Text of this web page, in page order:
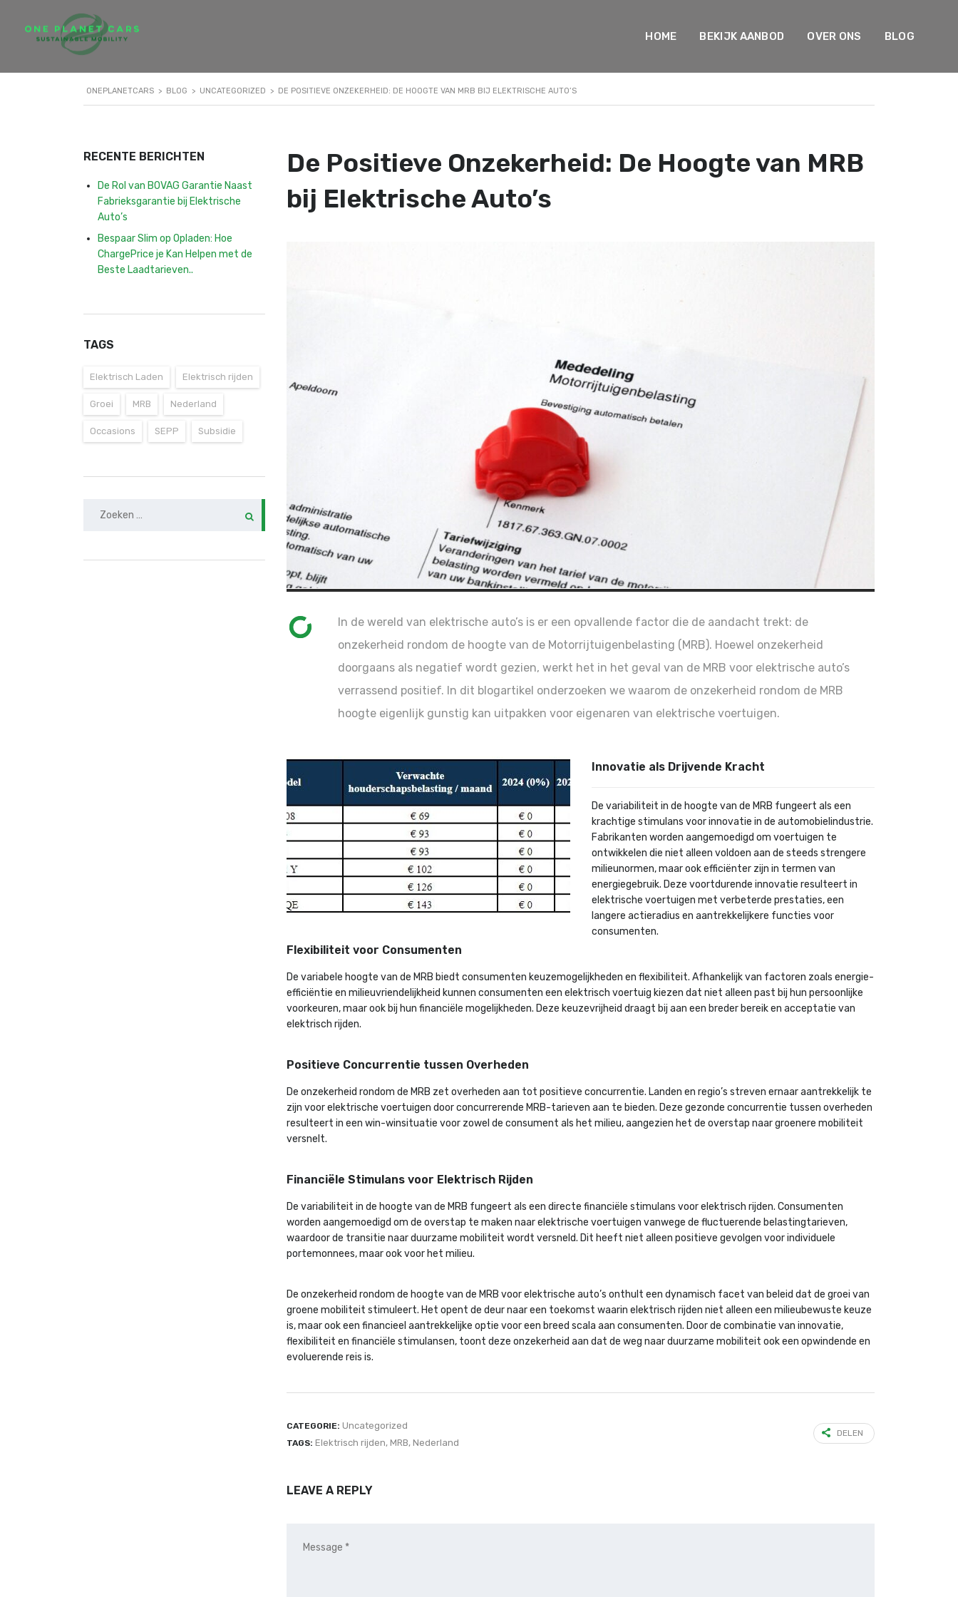
HOME BEKIJK AANBOD OVER ONS BLOG
ONEPLANETCARS > BLOG > UNCATEGORIZED > DE POSITIEVE ONZEKERHEID: DE HOOGTE VAN MRB BIJ ELEKTRISCHE AUTO’S
RECENTE BERICHTEN
De Rol van BOVAG Garantie Naast
Fabrieksgarantie bij Elektrische
Auto’s
Bespaar Slim op Opladen: Hoe
ChargePrice je Kan Helpen met de
Beste Laadtarieven..
TAGS
Elektrisch Laden Elektrisch rijden
Groei MRB Nederland
Occasions SEPP Subsidie
naar:
De Positieve Onzekerheid: De Hoogte van MRB
bij Elektrische Auto’s
In de wereld van elektrische auto’s is er een opvallende factor die de aandacht trekt: de
onzekerheid rondom de hoogte van de Motorrijtuigenbelasting (MRB). Hoewel onzekerheid
doorgaans als negatief wordt gezien, werkt het in het geval van de MRB voor elektrische auto’s
verrassend positief. In dit blogartikel onderzoeken we waarom de onzekerheid rondom de MRB
hoogte eigenlijk gunstig kan uitpakken voor eigenaren van elektrische voertuigen.
Innovatie als Drijvende Kracht
De variabiliteit in de hoogte van de MRB fungeert als een
krachtige stimulans voor innovatie in de automobielindustrie.
Fabrikanten worden aangemoedigd om voertuigen te
ontwikkelen die niet alleen voldoen aan de steeds strengere
milieunormen, maar ook efficiënter zijn in termen van
energiegebruik. Deze voortdurende innovatie resulteert in
elektrische voertuigen met verbeterde prestaties, een
langere actieradius en aantrekkelijkere functies voor
consumenten.
Flexibiliteit voor Consumenten
De variabele hoogte van de MRB biedt consumenten keuzemogelijkheden en flexibiliteit. Afhankelijk van factoren zoals energie-
efficiëntie en milieuvriendelijkheid kunnen consumenten een elektrisch voertuig kiezen dat niet alleen past bij hun persoonlijke
voorkeuren, maar ook bij hun financiële mogelijkheden. Deze keuzevrijheid draagt bij aan een breder bereik en acceptatie van
elektrisch rijden.
Positieve Concurrentie tussen Overheden
De onzekerheid rondom de MRB zet overheden aan tot positieve concurrentie. Landen en regio’s streven ernaar aantrekkelijk te
zijn voor elektrische voertuigen door concurrerende MRB-tarieven aan te bieden. Deze gezonde concurrentie tussen overheden
resulteert in een win-winsituatie voor zowel de consument als het milieu, aangezien het de overstap naar groenere mobiliteit
versnelt.
Financiële Stimulans voor Elektrisch Rijden
De variabiliteit in de hoogte van de MRB fungeert als een directe financiële stimulans voor elektrisch rijden. Consumenten
worden aangemoedigd om de overstap te maken naar elektrische voertuigen vanwege de fluctuerende belastingtarieven,
waardoor de transitie naar duurzame mobiliteit wordt versneld. Dit heeft niet alleen positieve gevolgen voor individuele
portemonnees, maar ook voor het milieu.
De onzekerheid rondom de hoogte van de MRB voor elektrische auto’s onthult een dynamisch facet van beleid dat de groei van
groene mobiliteit stimuleert. Het opent de deur naar een toekomst waarin elektrisch rijden niet alleen een milieubewuste keuze
is, maar ook een financieel aantrekkelijke optie voor een breed scala aan consumenten. Door de combinatie van innovatie,
flexibiliteit en financiële stimulansen, toont deze onzekerheid aan dat de weg naar duurzame mobiliteit ook een opwindende en
evoluerende reis is.
CATEGORIE: Uncategorized
TAGS: Elektrisch rijden, MRB, Nederland
DELEN
LEAVE A REPLY